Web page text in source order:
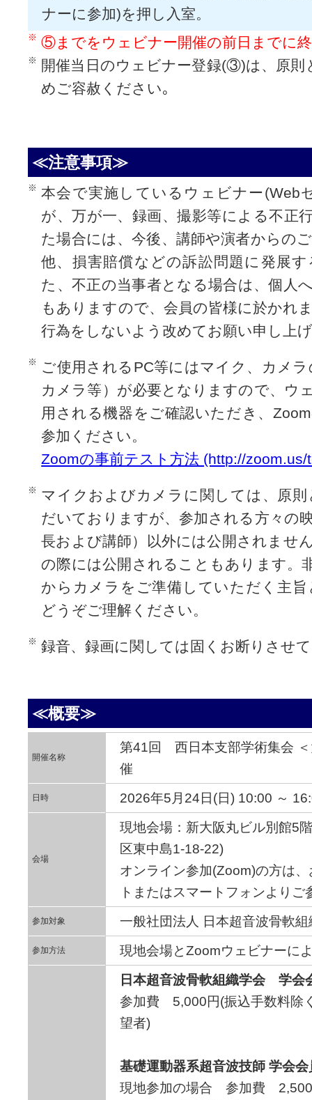
ナーに参加)を押し入室。
⑤までをウェビナー開催の前日までに
開催当日のウェビナー登録(③)は、原則
めご容赦ください｡
≪注意事項≫
本会で実施しているウェビナー(Web
が、万が一、録画、撮影等による不正
た場合には、今後、講師や演者からの
他、損害賠償などの訴訟問題に発展
た、不正の当事者となる場合は、個人
もありますので、会員の皆様に於かれ
行為をしないよう改めてお願い申し上
ご使用されるPC等にはマイク、カメ
カメラ等）が必要となりますので、ウ
用される機器をご確認いただき、
参加ください。
Zoomの事前テスト方法 (http://zoom.us/
マイクおよびカメラに関しては、原
だいておりますが、参加される方々の
長および講師）以外には公開されませ
の際には公開されることもあります。
からカメラをご準備していただく主
どうぞご理解ください。
録音、録画に関しては固くお断りさせ
≪概要≫
開催名称
第41回 西日本支部学術集会
催
日時 2026年5月24日(日) 10:00 ～
会場
現地会場：新大阪丸ビル別館5
区東中島1-18-22)
オンライン参加(Zoom)の方は
トまたはスマートフォンよりご
参加対象 一般社団法人 日本超音波骨軟
参加方法 現地会場とZoomウェビナーに
日本超音波骨軟組織学会 学会
参加費 5,000円(振込手数料
望者)
基礎運動器系超音波技師 学会
現地参加の場合 参加費 2,500